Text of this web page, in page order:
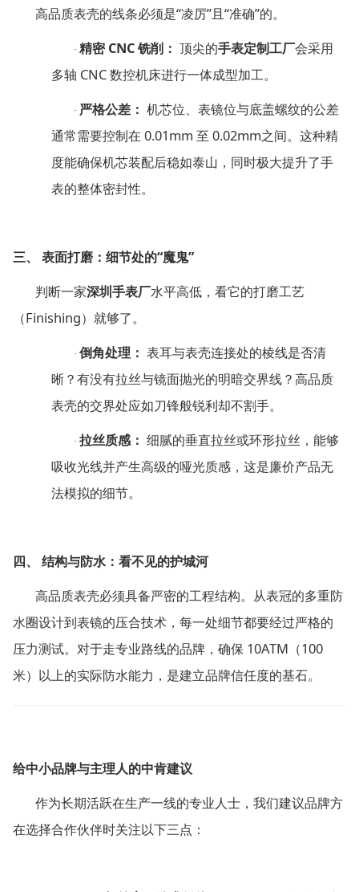
高品质表壳的线条必须是“凌厉” 且“准确”的。
·精密CNC铣削： 顶尖的手表定制工厂会采用
多轴 CNC数控机床进行一体成型加工。
· 严格公差： 机芯位、表镜位与底盖螺纹的公差
通常需要控制在 0.01mm至 0.02mm之间。这种精
度能确保机芯装配后稳如泰山，同时极大提升了手
表的整体密封性。
三、 表面打磨：细节处的“魔鬼”
判断一家深圳手表厂水平高低，看它的打磨工艺
（Finishing）就够了。
·倒角处理： 表耳与表壳连接处的棱线是否清
晰？有没有拉丝与镜面抛光的明暗交界线？高品质
表壳的交界处应如刀锋般锐利却不割手。
·拉丝质感： 细腻的垂直拉丝或环形拉丝，能够
吸收光线并产生高级的哑光质感，这是廉价产品无
法模拟的细节。
四、 结构与防水：看不见的护城河
高品质表壳必须具备严密的工程结构。从表冠的多重防
水圈设计到表镜的压合技术，每一处细节都要经过严格的
压力测试。对于走专业路线的品牌，确保 10ATM （100
米）以上的实际防水能力，是建立品牌信任度的基石。
给中小品牌与主理人的中肯建议
作为长期活跃在生产一线的专业人士，我们建议品牌方
在选择合作伙伴时关注以下三点：